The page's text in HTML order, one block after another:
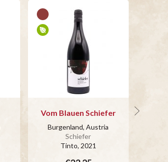
Vom Blauen Schiefer
Burgenland, Austria
Schiefer
Tinto, 2021